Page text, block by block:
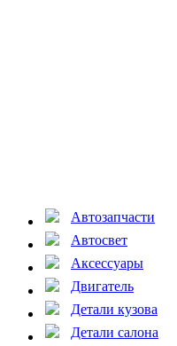
Автозапчасти
Автосвет
Аксессуары
Двигатель
Детали кузова
Детали салона